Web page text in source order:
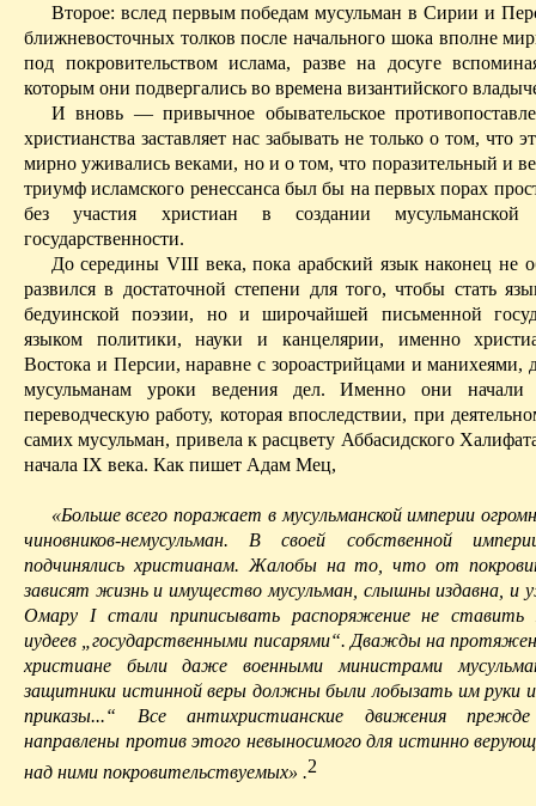
Второе: вслед первым победам мусульман в Сирии и
ближневосточных толков после начального шока вполне
под покровительством ислама, разве на досуге
которым они подвергались во времена византийского
И вновь — привычное обывательское
христианства заставляет нас забывать не только о том, что
мирно уживались веками, но и о том, что поразительный и
триумф исламского ренессанса был бы на первых порах
без участия христиан в создании
государственности.
До середины VIII века, пока арабский языкнаконец не
развился в достаточной степени для того, чтобы стать
бедуинской поэзии, но и широчайшей письменной
языком политики, науки и канцелярии, именно
Востока и Персии, наравне с зороастрийцами и манихеями,
мусульманам уроки ведения дел. Именно они начали
переводческую работу, которая впоследствии, при
самих мусульман, привела к расцвету Аббасидского
начала IX века. Как пишет Адам Мец,
«Больше всего поражает в мусульманской империи
чиновников-немусульман. В своей собственной
подчинялись христианам. Жалобы на то, что от
зависят жизнь и имущество мусульман, слышны издавна, и
Омару I стали приписывать распоряжение не ставить
иудеев „государственными писарями“. Дважды на
христиане были даже военными министрами
защитники истинной веры должны были лобызать им руки
приказы...“ Все антихристианские движенияпрежде
направлены против этого невыносимого для истинно
над ними покровительствуемых» .2